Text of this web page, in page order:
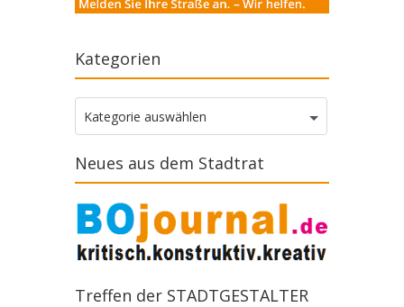
Kategorien
Kategorien
Kategorie auswählen
Neues aus dem Stadtrat
Treffen der STADTGESTALTER